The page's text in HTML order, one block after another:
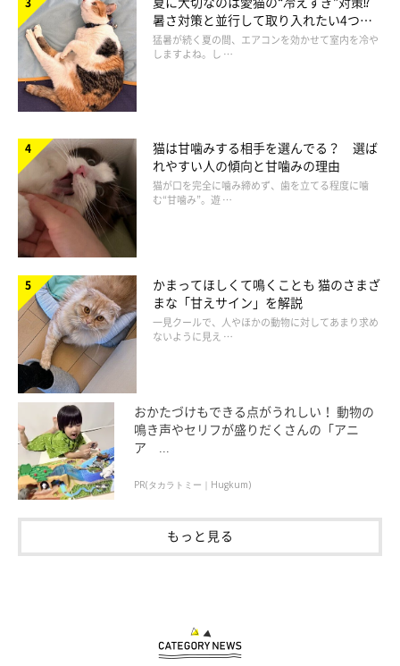
床やベット、ソファなどで猫がのんびりしている時が拭き取るチ
ャンスです。湿らせたコットンを手に、猫の背後に近づきます。
顔まわりをなでながら、ゆっくりと猫と体を密着させましょう。
暑さ対策と並行して取り入れたい4つの
工夫
猛暑が続く夏の間、エアコンを効かせて室内を冷や
しますよね。し …
猫は甘噛みする相手を選んでる？ 選ば
れやすい人の傾向と甘噛みの理由
猫が口を完全に噛み締めず、歯を立てる程度に噛
む“甘噛み”。遊 …
かまってほしくて鳴くことも 猫のさまざ
まな「甘えサイン」を解説
一見クールで、人やほかの動物に対してあまり求め
ないように見え …
おかたづけもできる点がうれしい！ 動物の
鳴き声やセリフが盛りだくさんの「アニ
ア ...
PR(タカラトミー｜Hugkum)
もっと見る